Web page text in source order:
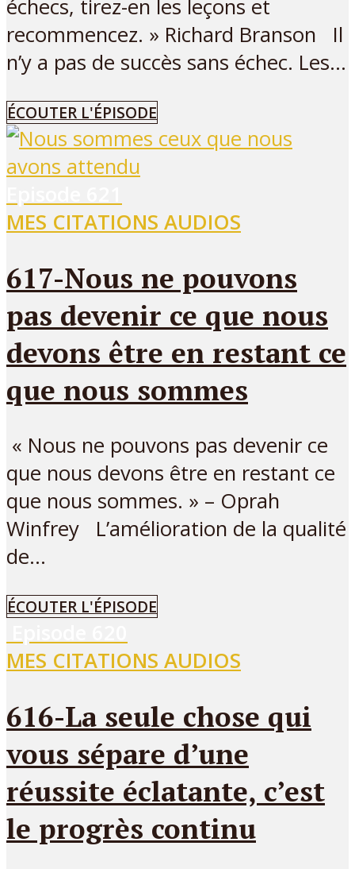
échecs, tirez-en les leçons et
recommencez. » Richard Branson Il
n’y a pas de succès sans échec. Les...
ÉCOUTER L'ÉPISODE
MES CITATIONS AUDIOS
617-Nous ne pouvons
pas devenir ce que nous
devons être en restant ce
que nous sommes
« Nous ne pouvons pas devenir ce
que nous devons être en restant ce
que nous sommes. » – Oprah
Winfrey L’amélioration de la qualité
de...
ÉCOUTER L'ÉPISODE
MES CITATIONS AUDIOS
616-La seule chose qui
vous sépare d’une
réussite éclatante, c’est
le progrès continu